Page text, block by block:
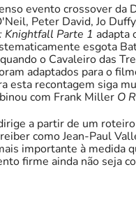
evento crossover da
Peter David, Jo
Knightfall Parte 1 adapta
esgota
o Cavaleiro das
adaptados para o
esta recontagem siga
com Frank Miller O
a partir de um
como Jean-Paul
importante à medida
firme ainda não seja